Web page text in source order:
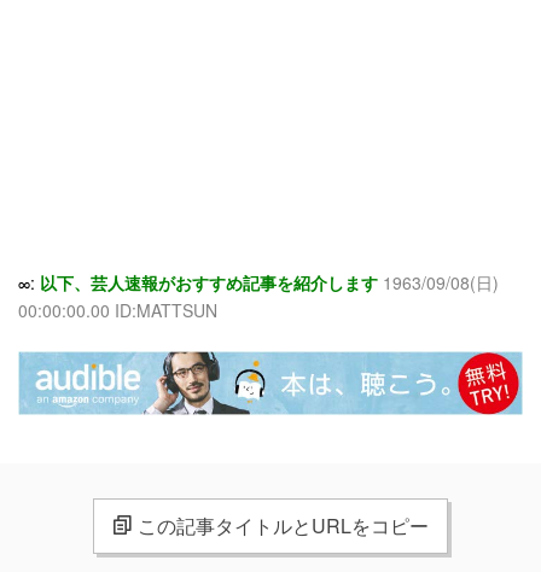
∞: 以下、芸人速報がおすすめ記事を紹介します 1963/09/08(日)
00:00:00.00 ID:MATTSUN
この記事タイトルとURLをコピー